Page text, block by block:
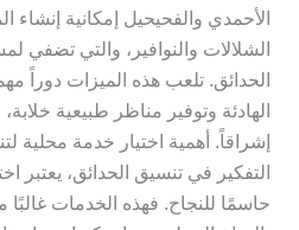
الأحمدي والفحيحيل إمكانية إنشاء
الشلالات والنوافير، والتي تضفي
الحدائق. تلعب هذه الميزات دوراً
الهادئة وتوفير مناظر طبيعية
إشراقاً. أهمية اختيار خدمة محلية
التفكير في تنسيق الحدائق، يعتبر
حاسمًا للنجاح. فهذه الخدمات غالبًا